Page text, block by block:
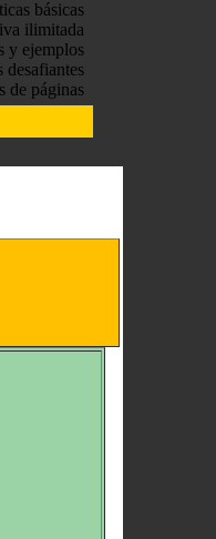
básicas
ilimitada
y ejemplos
desafiantes
de páginas